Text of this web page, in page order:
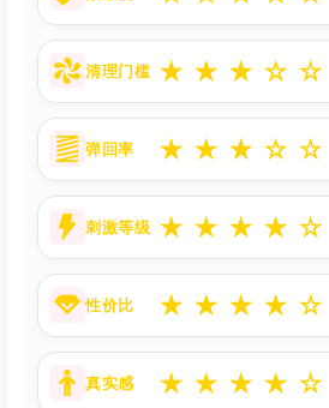
清理门槛 ★ ★ ★ ☆ ☆
弹回率 ★ ★ ★ ☆ ☆
刺激等级 ★ ★ ★ ★ ☆
性价比 ★ ★ ★ ★ ☆
真实感 ★ ★ ★ ★ ☆